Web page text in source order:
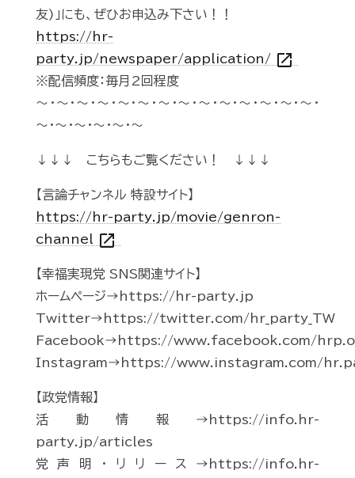
友)」にも、ぜひお申込み下さい！！
https://hr-
party.jp/newspaper/application/ open_in_new
※配信頻度：毎月2回程度
～・～・～・～・～・～・～・～・～・～・～・～・～・～・
～・～・～・～・～・～
↓↓↓ こちらもご覧ください！ ↓↓↓
【言論チャンネル 特設サイト】
https://hr-party.jp/movie/genron-
channel open_in_new
【幸福実現党 SNS関連サイト】
ホームページ→https://hr-party.jp
Twitter→https://twitter.com/hr_party_TW
Facebook→https://www.facebook.com/
Instagram→https://www.instagram.com/
【政党情報】
活動情報→https://info.hr-
party.jp/articles
党声明・リリース→https://info.hr-